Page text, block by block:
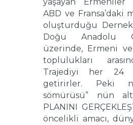
ABD ve
oluşturduğu
Doğu Anadolu
üzerinde, Ermeni
toplulukları
Trajediyi her 24
getirirler. Peki
sömürüsü” nün
PLANINI
öncelikli amacı,